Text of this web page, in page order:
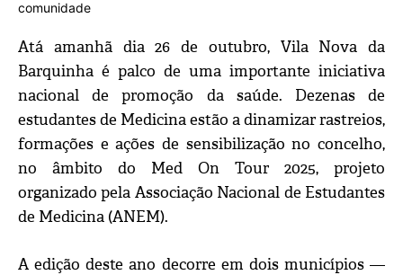
Atá amanhã dia 26 de outubro, Vila Nova da
Barquinha é palco de uma importante iniciativa
nacional de promoção da saúde. Dezenas de
estudantes de Medicina estão a dinamizar rastreios,
formações e ações de sensibilização no concelho,
no âmbito do Med On Tour 2025, projeto
organizado pela Associação Nacional de Estudantes
de Medicina (ANEM).
A edição deste ano decorre em dois municípios —